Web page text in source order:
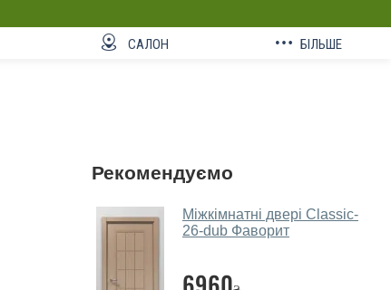
САЛОН БІЛЬШЕ
Рекомендуємо
Міжкімнатні двері Classic-
26-dub Фаворит